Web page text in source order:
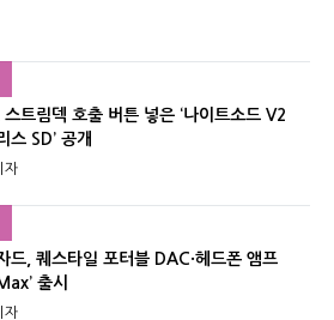
스트림덱 호출 버튼 넣은 ‘나이트소드 V2
스 SD’ 공개
자
드, 퀘스타일 포터블 DAC·헤드폰 앰프
출시
자